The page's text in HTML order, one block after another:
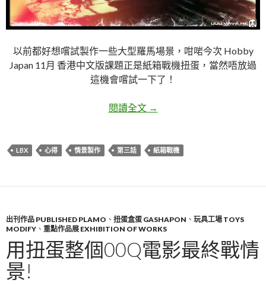
以前都好想嚐試製作一些大型羅馬場景，咁啱今次 Hobby
Japan 11月 香港中文版課題正是紙箱戰機扭蛋，當然唔放過
這機會嚐試一下了！
閱讀全文 LBX 紙箱戰機第三話情景製
→
LBX 心得 情景製作 第三話 紙箱戰機
出刊作品 PUBLISHED PLAMO 、 扭蛋盒蛋 GASHAPON 、 玩具工場 TOYS
MODIFY 、 重點作品展 EXHIBITION OF WORKS
用扭蛋整個00Q電影最終戰情
景!